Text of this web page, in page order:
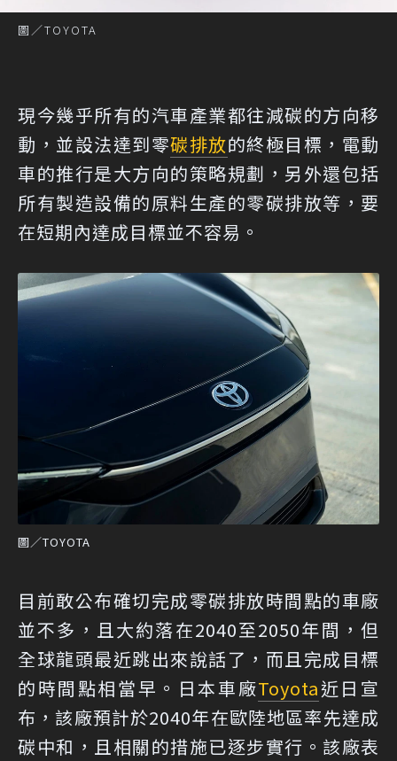
圖／TOYOTA
現今幾乎所有的汽車產業都往減碳的方向移
動，並設法達到零碳排放的終極目標，電動
車的推行是大方向的策略規劃，另外還包括
所有製造設備的原料生產的零碳排放等，要
在短期內達成目標並不容易。
圖／TOYOTA
目前敢公布確切完成零碳排放時間點的車廠
並不多，且大約落在2040至2050年間，但
全球龍頭最近跳出來說話了，而且完成目標
的時間點相當早。日本車廠Toyota近日宣
布，該廠預計於2040年在歐陸地區率先達成
碳中和，且相關的措施已逐步實行。該廠表